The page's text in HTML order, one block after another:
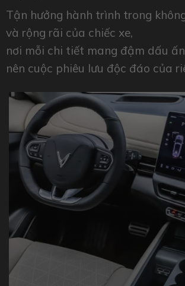
Tận hưởng hành trình trong
và rộng rãi của chiếc xe,
nơi mỗi chi tiết mang đậm dấu
nên cuộc phiêu lưu độc đáo của